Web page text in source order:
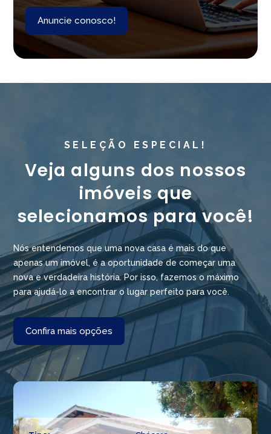
Anuncie conosco!
SELEÇÃO ESPECIAL!
Veja alguns dos nossos
imóveis que
selecionamos para você!
Nós entendemos que uma nova casa é mais do que
apenas um imóvel, é a oportunidade de começar uma
nova e verdadeira história. Por isso, fazemos o máximo
para ajudá-lo a encontrar o lugar perfeito para você.
Confira mais opções